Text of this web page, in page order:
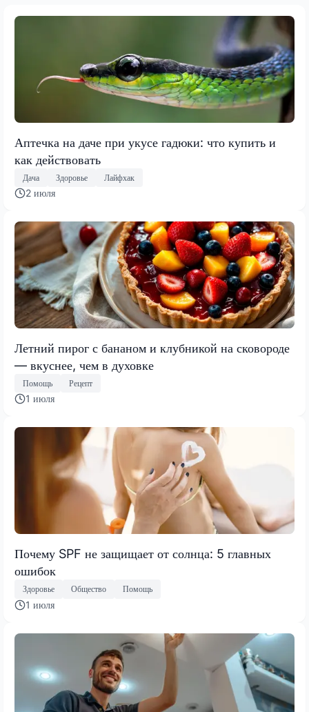
Аптечка на даче при укусе гадюки: что купить и
как действовать
Дача Здоровье Лайфхак
2 июля
Летний пирог с бананом и клубникой на сковороде
— вкуснее, чем в духовке
Помощь Рецепт
1 июля
Почему SPF не защищает от солнца: 5 главных
ошибок
Здоровье Общество Помощь
1 июля